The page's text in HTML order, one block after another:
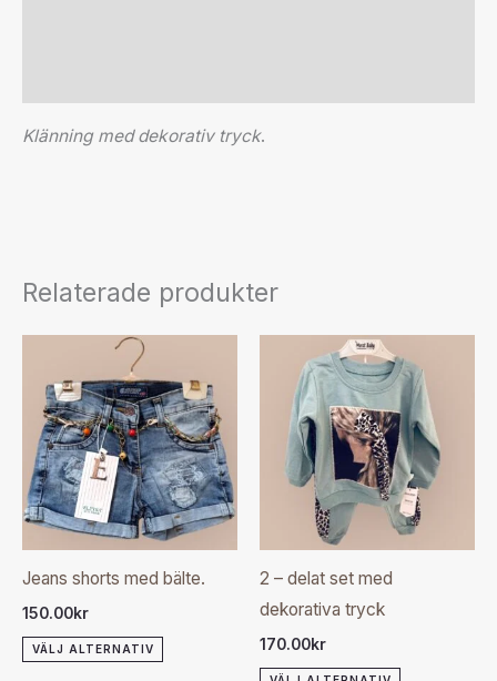
Klänning med dekorativ tryck.
Relaterade produkter
Jeans shorts med bälte.
150.00kr
VÄLJ ALTERNATIV
här
produkten
har
flera
varianter.
De
väljas
2 – delat set med
dekorativa tryck
170.00kr
här
produkten
har
flera
varianter.
De